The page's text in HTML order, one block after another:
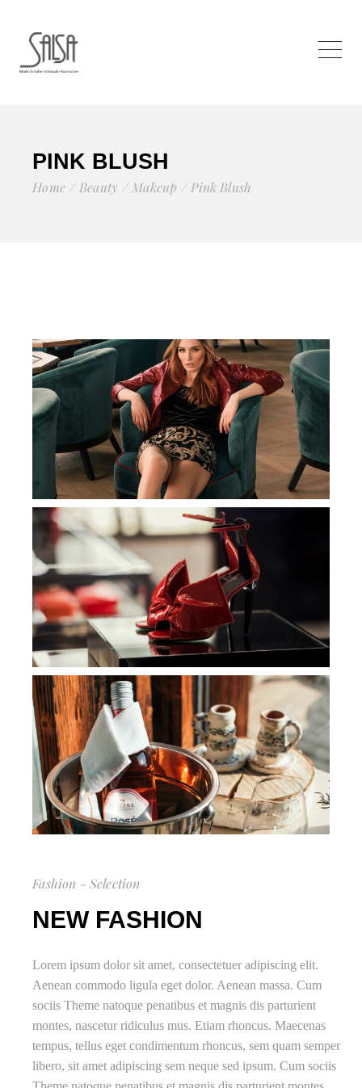
PINK BLUSH
Home Beauty Makeup Pink Blush
Fashion - Selection
NEW FASHION
Lorem ipsum dolor sit amet, consectetuer adipiscing elit.
Aenean commodo ligula eget dolor. Aenean massa. Cum
sociis Theme natoque penatibus et magnis dis parturient
montes, nascetur ridiculus mus. Etiam rhoncus. Maecenas
tempus, tellus eget condimentum rhoncus, sem quam semper
libero, sit amet adipiscing sem neque sed ipsum. Cum sociis